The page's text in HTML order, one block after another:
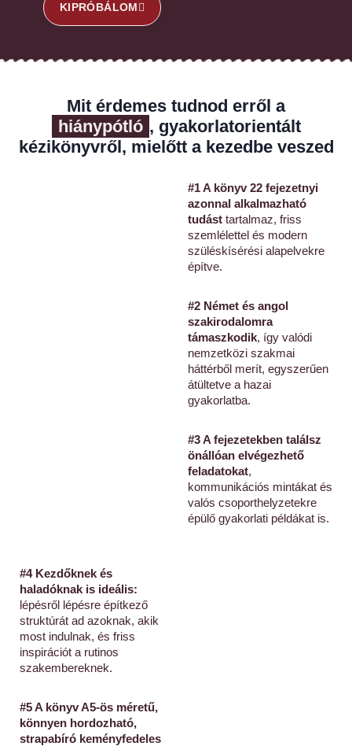
KIPRÓBÁLOM
Mit érdemes tudnod erről a
hiánypótló , gyakorlatorientált
kézikönyvről, mielőtt a kezedbe veszed
#1 A könyv 22 fejezetnyi
azonnal alkalmazható
tudást tartalmaz, friss
szemlélettel és modern
szüléskísérési alapelvekre
építve.
#2 Német és angol
szakirodalomra
támaszkodik, így valódi
nemzetközi szakmai
háttérből merít, egyszerűen
átültetve a hazai
gyakorlatba.
#3 A fejezetekben találsz
önállóan elvégezhető
feladatokat,
kommunikációs mintákat és
valós csoporthelyzetekre
épülő gyakorlati példákat is.
#4 Kezdőknek és
haladóknak is ideális:
lépésről lépésre építkező
struktúrát ad azoknak, akik
most indulnak, és friss
inspirációt a rutinos
szakembereknek.
#5 A könyv A5-ös méretű,
könnyen hordozható,
strapabíró keményfedeles